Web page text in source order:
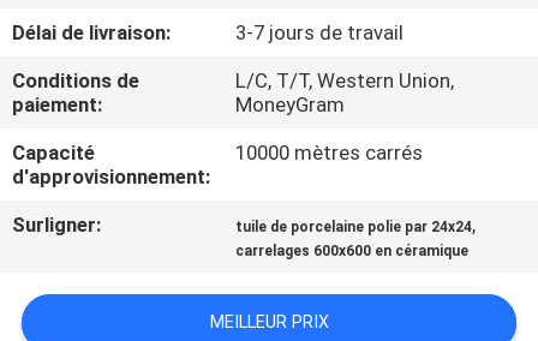
CONTRÔLE
DE
LA
QUALITÉ
CONTACTER
Délai de livraison:
3-7 jours de travail
Conditions de
paiement:
L/C, T/T, Western Union,
MoneyGram
Capacité
d'approvisionnement:
10000 mètres carrés
Surligner: tuile de porcelaine polie par 24x24,
carrelages 600x600 en céramique
MEILLEUR PRIX